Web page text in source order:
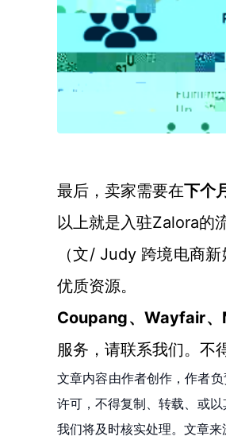
最后，卖家需要在下个
以上就是入驻Zalora的
（文/ Judy 跨境电商
优质资源。
Coupang、Wayfair、
服务，请联系我们。不
文章内容由作者创作，作者
许可，不得复制、转载、或
我们将及时核实处理。文章来